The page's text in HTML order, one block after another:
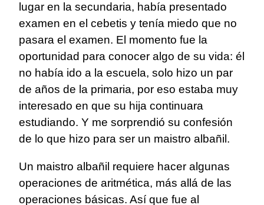
lugar en la secundaria, había presentado
examen en el cebetis y tenía miedo que no
pasara el examen. El momento fue la
oportunidad para conocer algo de su vida: él
no había ido a la escuela, solo hizo un par
de años de la primaria, por eso estaba muy
interesado en que su hija continuara
estudiando. Y me sorprendió su confesión
de lo que hizo para ser un maistro albañil.
Un maistro albañil requiere hacer algunas
operaciones de aritmética, más allá de las
operaciones básicas. Así que fue al